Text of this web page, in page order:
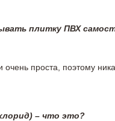
плитку ПВХ
очень проста, поэтому
– что это?